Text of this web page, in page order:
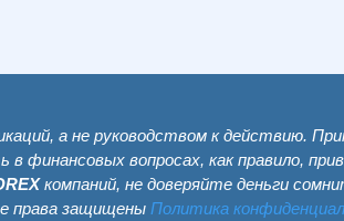
а не руководством к действию.
вопросах, как правило,
компаний, не доверяйте деньги
права защищены Политика